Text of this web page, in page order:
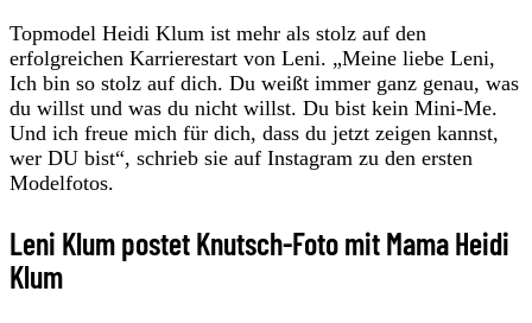
Topmodel Heidi Klum ist mehr als stolz auf den
erfolgreichen Karrierestart von Leni. „Meine liebe Leni,
Ich bin so stolz auf dich. Du weißt immer ganz genau, was
du willst und was du nicht willst. Du bist kein Mini-Me.
Und ich freue mich für dich, dass du jetzt zeigen kannst,
wer DU bist“, schrieb sie auf Instagram zu den ersten
Modelfotos.
Leni Klum postet Knutsch-Foto mit Mama Heidi
Klum